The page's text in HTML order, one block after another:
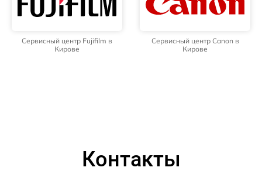
Сервисный центр Fujifilm в
Кирове
Сервисный центр Canon в
Кирове
Контакты